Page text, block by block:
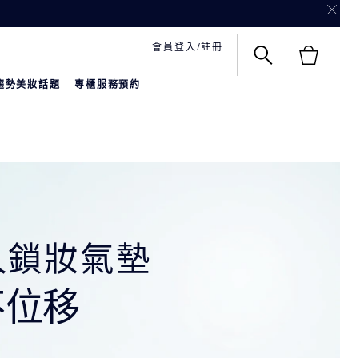
會員登入/註冊
勢美妝話題 專櫃服務預約
妝氣墊
移